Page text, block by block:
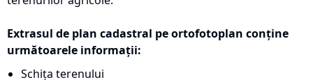
Extrasul de plan cadastral pe ortofotoplan conține
următoarele informații:
Schița terenului